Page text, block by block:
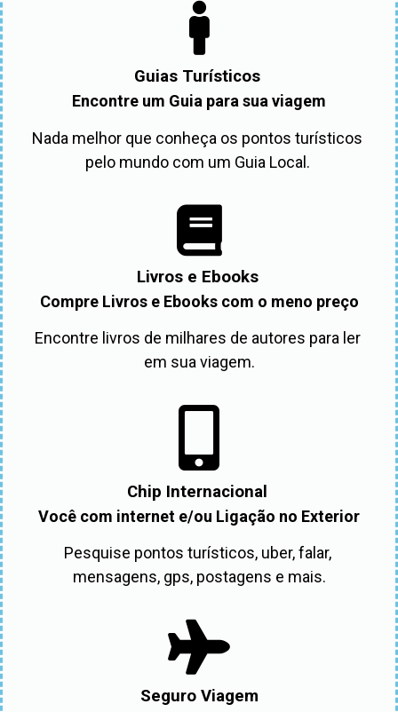
Guias Turísticos
Encontre um Guia para sua viagem
Nada melhor que conheça os pontos turísticos
pelo mundo com um Guia Local.
Livros e Ebooks
Compre Livros e Ebooks com o meno preço
Encontre livros de milhares de autores para ler
em sua viagem.
Chip Internacional
Você com internet e/ou Ligação no Exterior
Pesquise pontos turísticos, uber, falar,
mensagens, gps, postagens e mais.
Seguro Viagem